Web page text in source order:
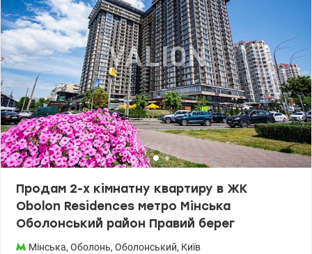
Квартира в одному з найбільш найбільш преміальномих
комплексівд Києва ЖК Obolon Residences. Повна автономність.
Потужна система генераторів підтримує роботу ліфтів,
водопостачання та освітлення. Власна котельня гарантує
незалежність від міських мереж. Безпека. Цілодобова охорона,
дворівневий підземний паркінг, який є надійним укриттям
(зв'язок, вентиляція, ліфт). Інфраструктура рівня 5-ти зіркового
готелю. Власники мають ексклюзивний безкоштовний доступ
до внутрішніх сервісів: Roof-lounge: Лаунж-зона на даху з джакузі
та панорамним виглядом. Sport&Leisure: Сучасний фітнес-центр,
власний кінотеатр та дитяча кімната. Business& Service:
Конференц-зал, пральня та професійний консьєрж-сервіс 24/7.
Obolon Residences - це не просто нерухомість, це закрита
230000 у.о. Валентина 0977893310 valion.ua/1152847
Продам 2-х кімнатну квартиру в ЖК
Obolon Residences метро Мінська
Оболонський район Правий берег
Мінська, Оболонь, Оболонський, Київ